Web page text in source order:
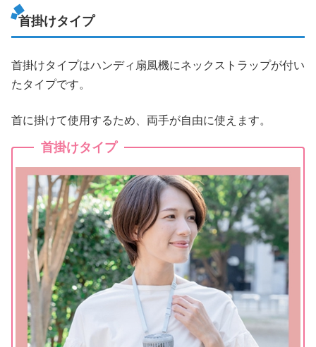
首掛けタイプ
首掛けタイプはハンディ扇風機にネックストラップが付い
たタイプです。
首に掛けて使用するため、両手が自由に使えます。
首掛けタイプ